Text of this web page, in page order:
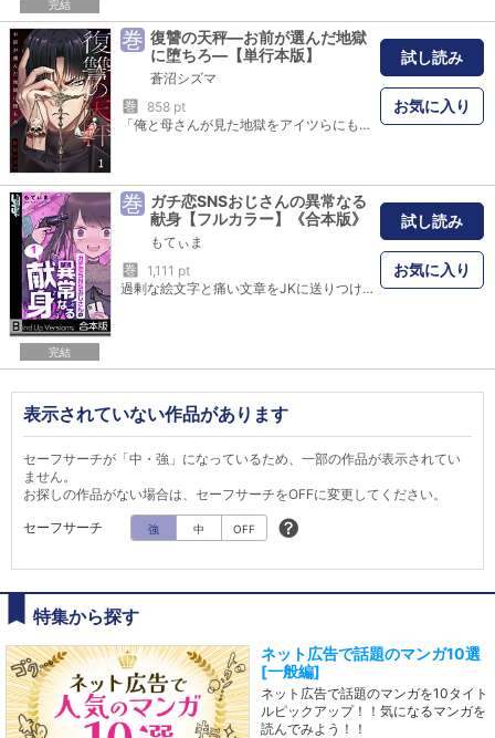
完結
巻 復讐の天秤―お前が選んだ地獄
に堕ちろ―【単行本版】
蒼沼シズマ
巻
858 pt
「俺と母さんが見た地獄をアイツらにも選ばせてやる！」愛する人を守って死ぬか、愛する人を裏切るのか。復讐の天秤はどちらに傾く？――過酷ないじめを受けていた志郎。意を決していじめっ子たちに立ち向かい、そして打ち勝った…。ところがある日、母親から衝撃的な一言が告げられる。「おなかに赤ちゃんができましたよ」いじめっ子たちは志郎の代わりに母親を弄んでいただけだった。真実を知った志郎は、赤ちゃんの父親かもしれないいじめっ子たちに復讐することを決意する…！ ※この作品は過去、電子書籍「復讐の天秤―お前が選んだ地獄に堕ちろ―１～６巻」に掲載されました。重複購入にご注意下さい。※本商品は電子版のみの販売となり、紙書籍での販売はありません。ご注意ください。
試し読み
お気に入り
完結
巻 ガチ恋SNSおじさんの異常なる
献身【フルカラー】《合本版》
もてぃま
巻
1,111 pt
過剰な絵文字と痛い文章をJKに送りつけてくるSNSおじさん…舐めてた相手はとんでもないバケモノだった…！――可愛い自分に絶対的な自信を持つ女子高生・める。彼女の密かな楽しみは、裏アカJKとしてSNS上の男たちを手玉に取ること…そんなある日、ウザいおじさん構文のアカウントに絡まれる。ドン引きするめるだったが、ちょいエロ画像を送り、お礼に新機種のスマホをプレゼントさせることに成功！調子に乗って色々と貢がせ始めるが…彼女は知らなかった…おじさんは、めるの為なら”何でも”してしまうことを…！ ※この作品は過去、電子書籍「ガチ恋SNSおじさんの異常なる献身１～７巻」に掲載されました。重複購入にご注意下さい。
試し読み
お気に入り
表示されていない作品があります
セーフサーチが「中・強」になっているため、一部の作品が表示されてい
ません。
お探しの作品がない場合は、セーフサーチをOFFに変更してください。
セーフサーチ
強 中 OFF
特集から探す
ネット広告で話題のマンガ10選
[一般編]
ネット広告で話題のマンガを10タイト
ルピックアップ！！気になるマンガを
読んでみよう！！